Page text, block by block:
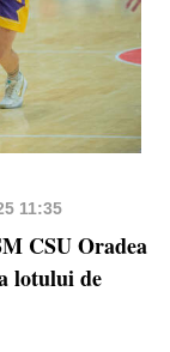
11:35
CSU Oradea
lotului de